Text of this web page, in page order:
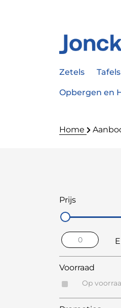
Zetels Tafels
Opbergen en
Home
Prijs
Voorraad
Op